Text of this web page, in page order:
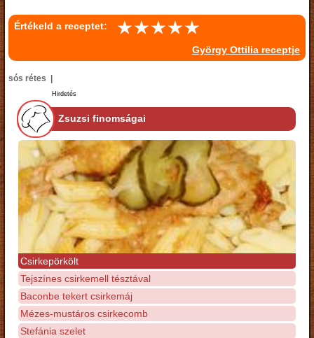
Értékeld a receptet:
György Ottilia receptje
sós rétes |
Hirdetés
Zsuzsi finomságai
Csirkepörkölt
Tejszínes csirkemell tésztával
Baconbe tekert csirkemáj
Mézes-mustáros csirkecomb
Stefánia szelet